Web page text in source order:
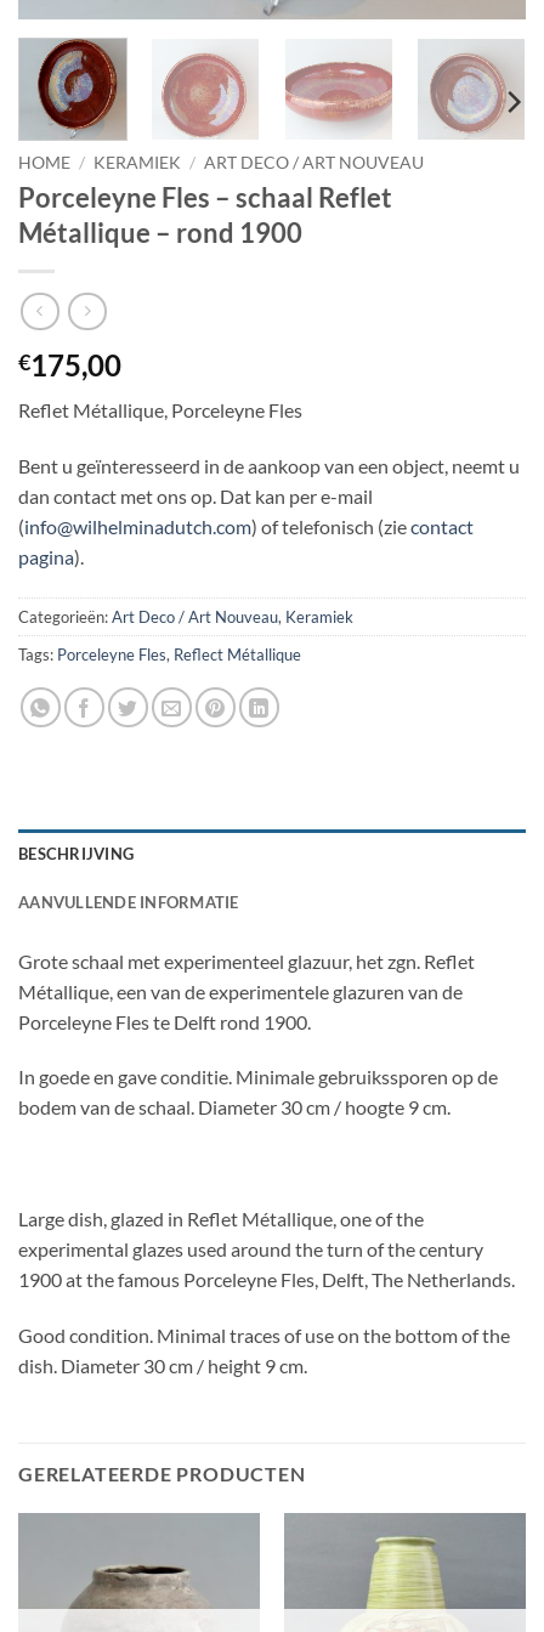
HOME / KERAMIEK / ART DECO / ART NOUVEAU
Porceleyne Fles – schaal Reflet
Métallique – rond 1900
€175,00
Reflet Métallique, Porceleyne Fles
Bent u geïnteresseerd in de aankoop van een object, neemt u
dan contact met ons op. Dat kan per e-mail
(info@wilhelminadutch.com) of telefonisch (ziecontact
pagina).
Categorieën:Art Deco / Art Nouveau, Keramiek
Tags: Porceleyne Fles, Reflect Métallique
BESCHRIJVING
AANVULLENDE INFORMATIE
Grote schaal met experimenteel glazuur, het zgn. Reflet
Métallique, een van de experimentele glazuren van de
Porceleyne Fles te Delft rond 1900.
In goede en gave conditie. Minimale gebruikssporen op de
bodem van de schaal. Diameter 30 cm / hoogte 9 cm.
Large dish, glazed in Reflet Métallique, one of the
experimental glazes used around the turn of the century
1900 at the famous Porceleyne Fles, Delft, The Netherlands.
Good condition. Minimal traces of use on the bottom of the
dish. Diameter 30 cm / height 9 cm.
GERELATEERDE PRODUCTEN